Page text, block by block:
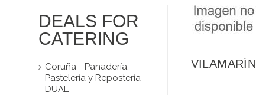
VILAMARÍN
DEALS FOR
CATERING
Coruña - Panadería,
Pastelería y Repostería
DUAL